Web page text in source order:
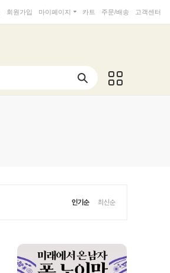
회원가입 마이페이지 카트 주문/배송 고객센터
인기순 최신순